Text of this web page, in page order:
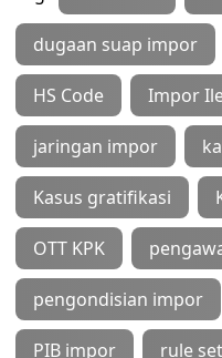
dugaan suap impor
HS Code Impor
jaringan impor
Kasus gratifikasi
OTT KPK
pengondisian impor
PIB impor rule